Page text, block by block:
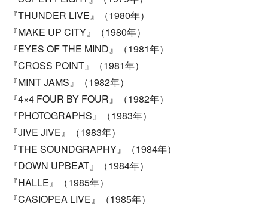
『THUNDER LIVE』（1980年）
『MAKE UP CITY』（1980年）
『EYES OF THE MIND』（1981年）
『CROSS POINT』（1981年）
『MINT JAMS』（1982年）
『4×4 FOUR BY FOUR』（1982年）
『PHOTOGRAPHS』（1983年）
『JIVE JIVE』（1983年）
『THE SOUNDGRAPHY』（1984年）
『DOWN UPBEAT』（1984年）
『HALLE』（1985年）
『CASIOPEA LIVE』（1985年）